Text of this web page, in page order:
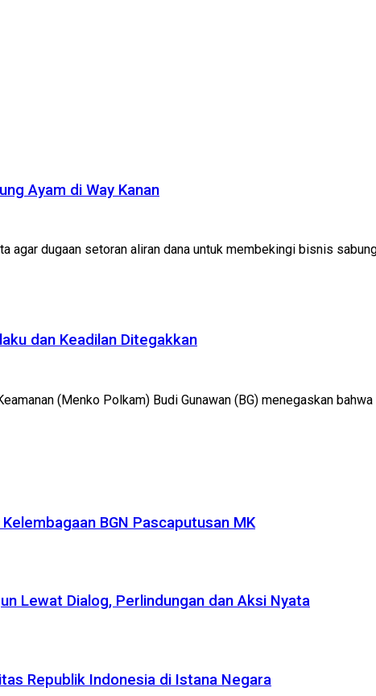
Ayam di Way Kanan
dugaan setoran aliran dana untuk membekingi bisnis
dan Keadilan Ditegakkan
(Menko Polkam) Budi Gunawan (BG) menegaskan bahwa
BGN Pascaputusan MK
Lewat Dialog, Perlindungan dan Aksi Nyata
Republik Indonesia di Istana Negara